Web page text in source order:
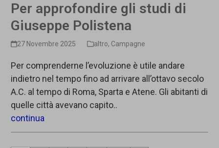
Per approfondire gli studi di
Giuseppe Polistena
27 Novembre 2025 altro, Campagne
Per comprenderne l’evoluzione è utile andare
indietro nel tempo fino ad arrivare all’ottavo secolo
A.C. al tempo di Roma, Sparta e Atene. Gli abitanti di
quelle città avevano capito..
continua